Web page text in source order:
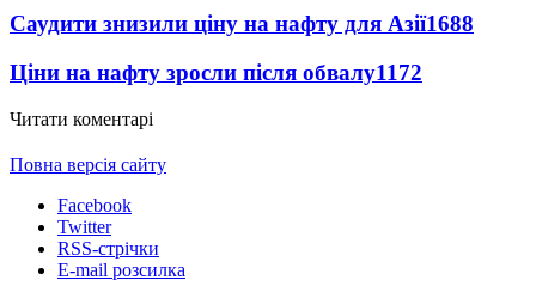
Саудити знизили ціну на нафту для Азії1688
Ціни на нафту зросли після обвалу1172
Читати коментарі
Повна версія сайту
Facebook
Twitter
RSS-стрічки
E-mail розсилка